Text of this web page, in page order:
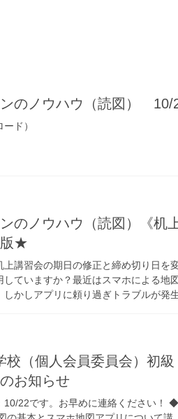
のノウハウ（読図） 10/
ド）
のノウハウ（読図）《机
★
講習会の期日の修正と締め切り日を
していますか？最近はスマホによる地
しかしアプリに頼り過ぎトラブルが発
校（個人会員委員会）初級
お知らせ
22です。お早めに連絡ください！